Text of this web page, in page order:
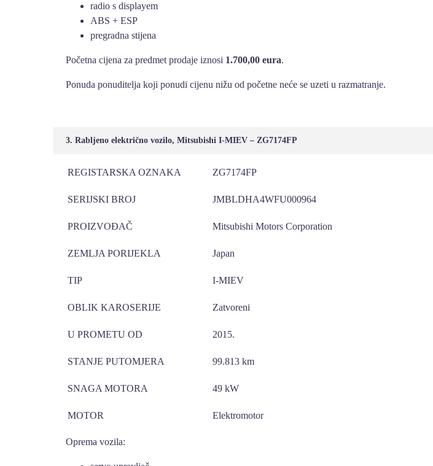
radio s displayem
ABS + ESP
pregradna stijena
Početna cijena za predmet prodaje iznosi 1.700,00 eura.
Ponuda ponuditelja koji ponudi cijenu nižu od početne neće se uzeti u razmatranje.
3. Rabljeno električno vozilo, Mitsubishi I-MIEV – ZG7174FP
REGISTARSKA OZNAKA ZG7174FP
SERIJSKI BROJ JMBLDHA4WFU000964
PROIZVOĐAČ Mitsubishi Motors Corporation
ZEMLJA PORIJEKLA Japan
TIP I-MIEV
OBLIK KAROSERIJE Zatvoreni
U PROMETU OD 2015.
STANJE PUTOMJERA 99.813 km
SNAGA MOTORA 49 kW
MOTOR Elektromotor
Oprema vozila: